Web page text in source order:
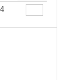
209.06